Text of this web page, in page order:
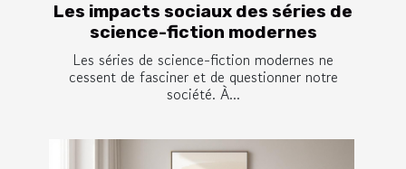
Les impacts sociaux des séries de
science-fiction modernes
Les séries de science-fiction modernes ne
cessent de fasciner et de questionner notre
société. À...